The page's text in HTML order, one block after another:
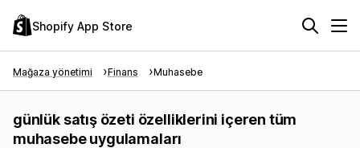
Shopify App Store
Mağaza yönetimi Finans Muhasebe
günlük satış özeti özelliklerini içeren tüm
muhasebe uygulamaları